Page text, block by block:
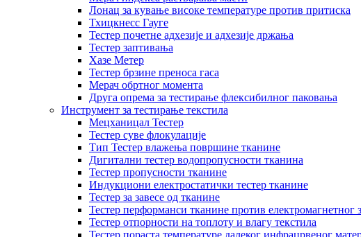
Лонац за кување високе температуре против притиска
Тхицкнесс Гауге
Тестер почетне адхезије и адхезије држања
Тестер заптивања
Хазе Метер
Тестер брзине преноса гаса
Мерач обртног момента
Друга опрема за тестирање флексибилног паковања
Инструмент за тестирање текстила
Мецханицал Тестер
Тестер суве флокулације
Тип Тестер влажења површине тканине
Дигитални тестер водопропусности тканина
Тестер пропусности тканине
Индукциони електростатички тестер тканине
Тестер за завесе од тканине
Тестер перформанси тканине против електромагнетног
Тестер отпорности на топлоту и влагу текстила
Тестер пораста температуре далеког инфрацрвеног